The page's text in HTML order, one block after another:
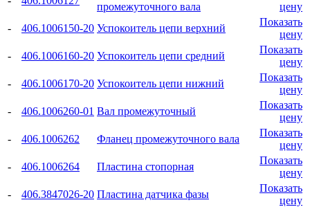
промежуточного вала
цену
-
406.1006150-20 Успокоитель цепи верхний
Показать
цену
-
406.1006160-20 Успокоитель цепи средний
Показать
цену
-
406.1006170-20 Успокоитель цепи нижний
Показать
цену
-
406.1006260-01 Вал промежуточный
Показать
цену
-
406.1006262 Фланец промежуточного вала
Показать
цену
-
406.1006264 Пластина стопорная
Показать
цену
-
406.3847026-20 Пластина датчика фазы
Показать
цену